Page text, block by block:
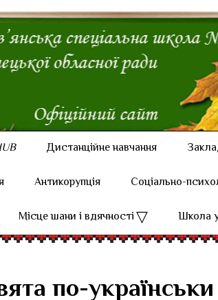
Дистанційне навчання
Антикорупція Соціально-
Місце шани і вдячності
Школа
по-українськи